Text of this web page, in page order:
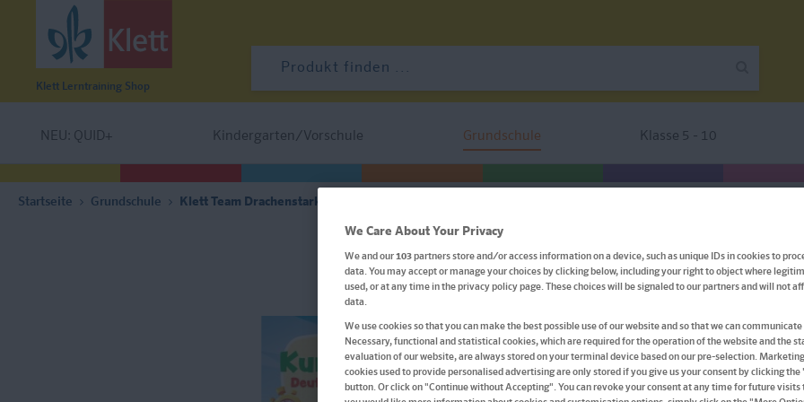
Klett Lerntraining Shop
NEU: QUID+ Kindergarten/Vorschule Grundschule Klasse 5 - 10
Startseite Grundschule Klett Team Drachenstark: Kurztests Deutsch 1./2. Klasse
Klett Team Drachenstark:
Deutsch 1./2. Klasse
Mit 300 Tests
We Care About Your Privacy
We and our103partners store and/or access information on a device, such as unique IDs in cookies to
data. You may accept or manage your choices by clicking below, including your right to object where
used, or at any time in the privacy policy page. These choices will be signaled to our partners and will not
data.
We use cookies so that you can make the best possible use of our website and so that we can
Necessary, functional and statistical cookies, which are required for the operation of the website and the
evaluation of our website, are always stored on your terminal device based on our pre-selection.
cookies used to provide personalised advertising are only stored if you give us your consent by clicking the
button. Or click on "Continue without Accepting". You can revoke your consent at any time for future visits